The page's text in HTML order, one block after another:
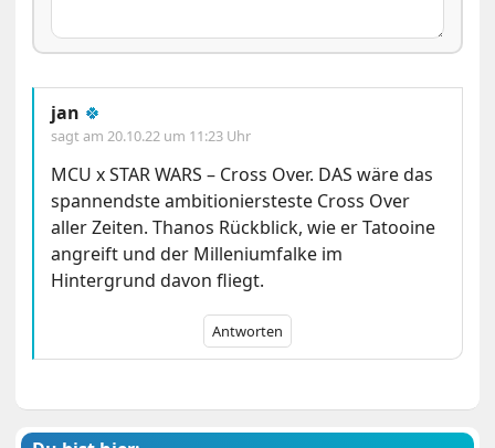
jan 🍀
sagt am20.10.22 um 11:23 Uhr
MCU x STAR WARS – Cross Over. DAS wäre das
spannendste ambitioniersteste Cross Over
aller Zeiten. Thanos Rückblick, wie er Tatooine
angreift und der Milleniumfalke im
Hintergrund davon fliegt.
Antworten